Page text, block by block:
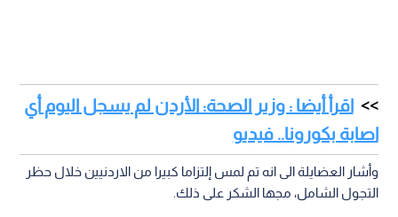
اقرأ أيضا : وزير الصحة: الأردن لم يسجل اليوم أي
اصابة بكورونا.. فيديو
وأشار العضايلة الى انه تم لمس إلتزاما كبيرا من الاردنيين خلال حظر
التجول الشامل، مجها الشكر على ذلك.